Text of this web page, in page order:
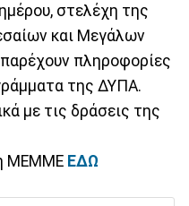
στελέχη της
και Μεγάλων
πληροφορίες
της ΔΥΠΑ.
με τις δράσεις της
ΜΕΜΜΕ ΕΔΩ